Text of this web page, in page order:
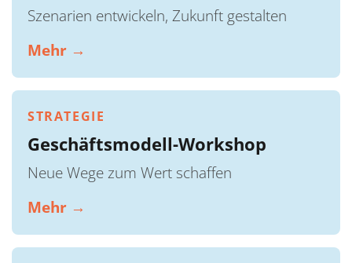
Szenarien entwickeln, Zukunft gestalten
Mehr →
STRATEGIE
Geschäftsmodell-Workshop
Neue Wege zum Wert schaffen
Mehr →